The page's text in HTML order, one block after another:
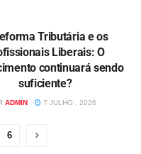
Tributária e os
Liberais: O
continuará sendo
suficiente?
ADMIN 7 JULHO , 2026
6